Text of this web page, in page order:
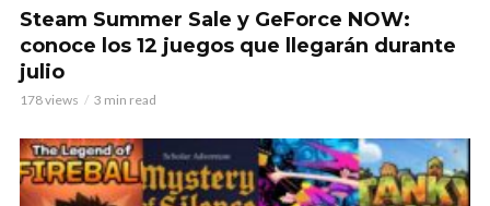
Steam Summer Sale y GeForce NOW:
conoce los 12 juegos que llegarán durante
julio
178 views 3 min read